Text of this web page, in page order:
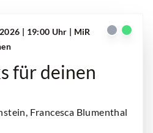
| 19:00 Uhr | MiR
für deinen
Francesca Blumenthal